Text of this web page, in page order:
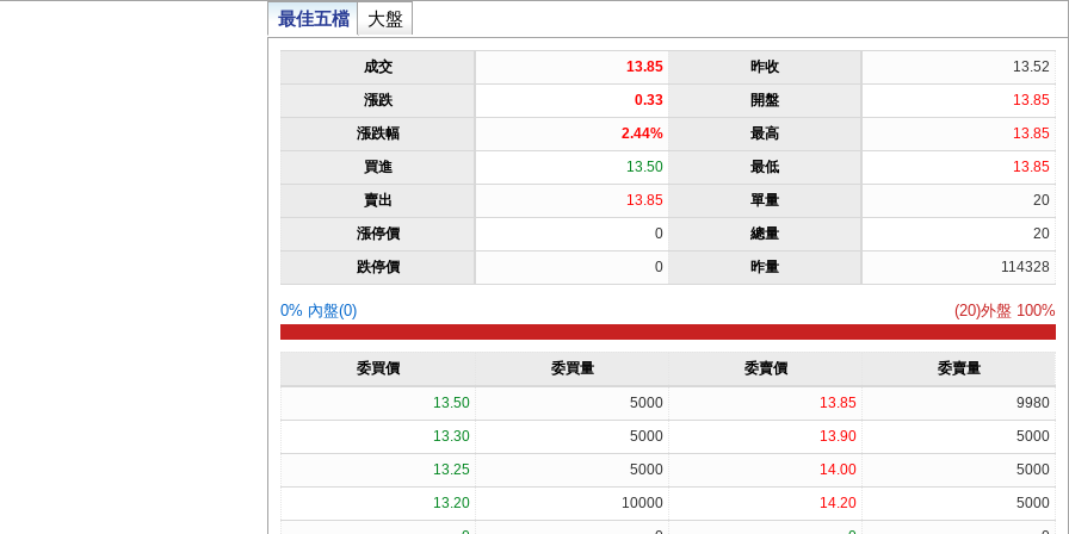
最佳五檔 大盤
成交 13.85 昨收
13.52
漲跌
0.33 開盤
13.85
漲跌幅
2.44% 最高
13.85
買進
13.50 最低
13.85
賣出
13.85 單量
20
漲停價
0 總量
20
跌停價
0 昨量 114328
0% 內盤(0) (20)外盤 100%
委買價 委買量 委賣價 委賣量
13.50 5000 13.85
9980
13.30
5000 13.90
5000
13.25
5000 14.00
5000
13.20
10000 14.20
5000